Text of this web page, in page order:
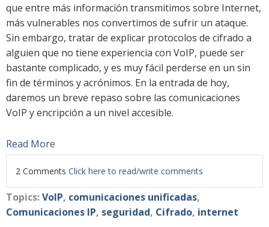
que entre más información transmitimos sobre Internet,
más vulnerables nos convertimos de sufrir un ataque.
Sin embargo, tratar de explicar protocolos de cifrado a
alguien que no tiene experiencia con VoIP, puede ser
bastante complicado, y es muy fácil perderse en un sin
fin de términos y acrónimos. En la entrada de hoy,
daremos un breve repaso sobre las comunicaciones
VoIP y encripción a un nivel accesible.
Read More
2 Comments Click here to read/write comments
Topics:VoIP, comunicaciones unificadas,
Comunicaciones IP, seguridad, Cifrado, internet